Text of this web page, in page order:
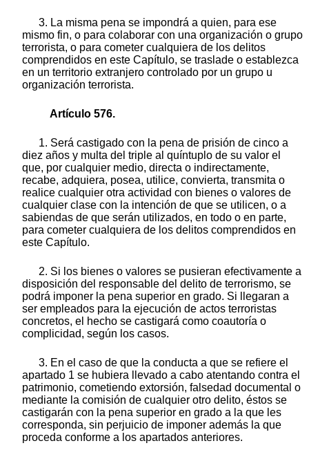
3. La misma pena se impondrá a quien, para ese
mismo fin, o para colaborar con una organización o grupo
terrorista, o para cometer cualquiera de los delitos
comprendidos en este Capítulo, se traslade o establezca
en un territorio extranjero controlado por un grupo u
organización terrorista.
Artículo 576.
1. Será castigado con la pena de prisión de cinco a
diez años y multa del triple al quíntuplo de su valor el
que, por cualquier medio, directa o indirectamente,
recabe, adquiera, posea, utilice, convierta, transmita o
realice cualquier otra actividad con bienes o valores de
cualquier clase con la intención de que se utilicen, o a
sabiendas de que serán utilizados, en todo o en parte,
para cometer cualquiera de los delitos comprendidos en
este Capítulo.
2. Si los bienes o valores se pusieran efectivamente a
disposición del responsable del delito de terrorismo, se
podrá imponer la pena superior en grado. Si llegaran a
ser empleados para la ejecución de actos terroristas
concretos, el hecho se castigará como coautoría o
complicidad, según los casos.
3. En el caso de que la conducta a que se refiere el
apartado 1 se hubiera llevado a cabo atentando contra el
patrimonio, cometiendo extorsión, falsedad documental o
mediante la comisión de cualquier otro delito, éstos se
castigarán con la pena superior en grado a la que les
corresponda, sin perjuicio de imponer además la que
proceda conforme a los apartados anteriores.